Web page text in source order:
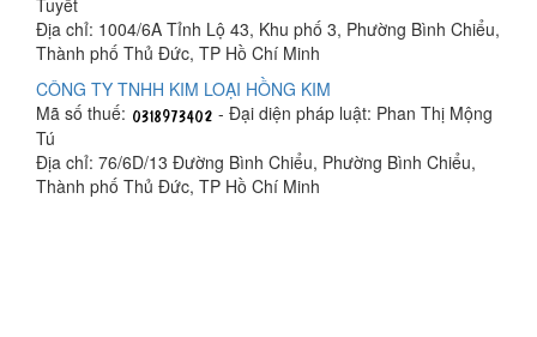
Tuyết
Địa chỉ: 1004/6A Tỉnh Lộ 43, Khu phố 3, Phường Bình Chiểu,
Thành phố Thủ Đức, TP Hồ Chí Minh
CÔNG TY TNHH KIM LOẠI HỒNG KIM
Mã số thuế:
- Đại diện pháp luật: Phan Thị Mộng
Tú
Địa chỉ: 76/6D/13 Đường Bình Chiểu, Phường Bình Chiểu,
Thành phố Thủ Đức, TP Hồ Chí Minh